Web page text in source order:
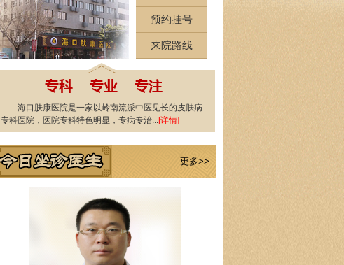
预约挂号
来院路线
海口肤康医院是一家以岭南流派中医见长的皮肤病
专科医院，医院专科特色明显，专病专治...[详情]
更多>>